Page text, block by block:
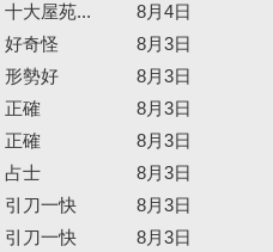
十大屋苑...
8月4日
好奇怪
8月3日
形勢好
8月3日
正確
8月3日
正確
8月3日
占士
8月3日
引刀一快
8月3日
引刀一快 8月3日